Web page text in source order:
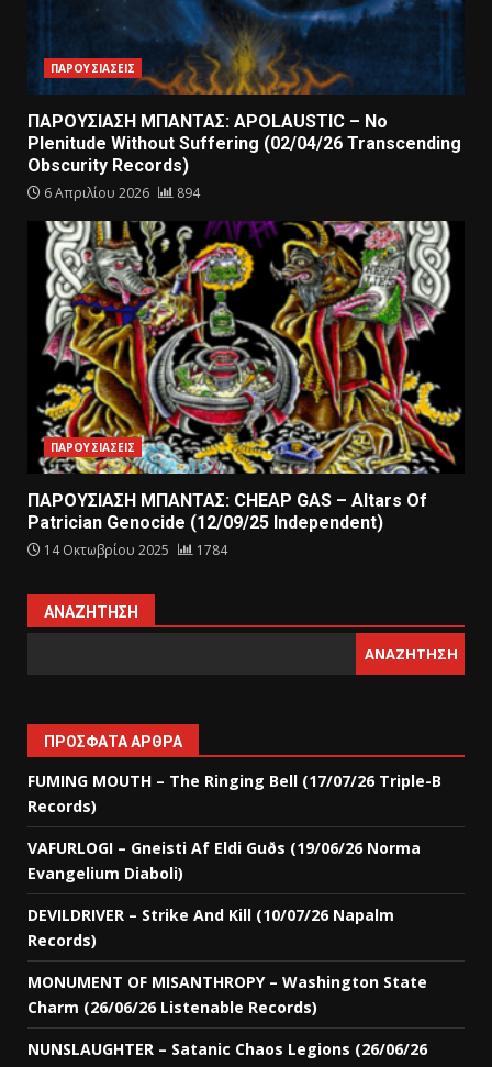
ΠΑΡΟΥΣΙΑΣΕΙΣ
ΠΑΡΟΥΣΙΑΣΗ ΜΠΑΝΤΑΣ: APOLAUSTIC – No
Plenitude Without Suffering (02/04/26 Transcending
Obscurity Records)
6 Απριλίου 2026 894
ΠΑΡΟΥΣΙΑΣΕΙΣ
ΠΑΡΟΥΣΙΑΣΗ ΜΠΑΝΤΑΣ: CHEAP GAS – Altars Of
Patrician Genocide (12/09/25 Independent)
14 Οκτωβρίου 2025 1784
ΑΝΑΖΉΤΗΣΗ
ΑΝΑΖΉΤΗΣΗ
ΠΡΌΣΦΑΤΑ ΆΡΘΡΑ
FUMING MOUTH – The Ringing Bell (17/07/26 Triple-B
Records)
VAFURLOGI – Gneisti Af Eldi Guðs (19/06/26 Norma
Evangelium Diaboli)
DEVILDRIVER – Strike And Kill (10/07/26 Napalm
Records)
MONUMENT OF MISANTHROPY – Washington State
Charm (26/06/26 Listenable Records)
NUNSLAUGHTER – Satanic Chaos Legions (26/06/26